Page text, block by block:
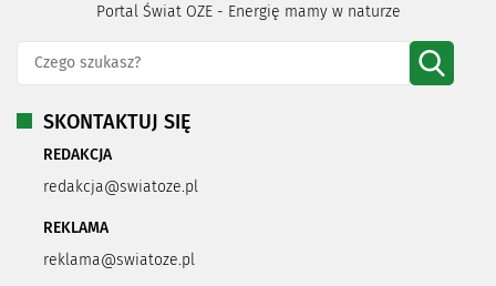
Portal Świat OZE - Energię mamy w naturze
SKONTAKTUJ SIĘ
REDAKCJA
redakcja@swiatoze.pl
REKLAMA
reklama@swiatoze.pl